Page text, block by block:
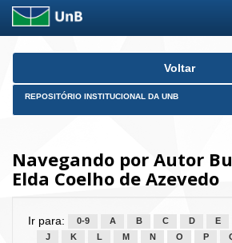
Skip
Voltar
REPOSITÓRIO INSTITUCIONAL DA UNB
Navegando por Autor
Elda Coelho de Azevedo
Ir para: 0-9 A B C D E
J
K L M N O P